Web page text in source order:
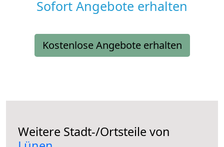
Sofort Angebote erhalten
Kostenlose Angebote erhalten
Weitere Stadt-/Ortsteile von